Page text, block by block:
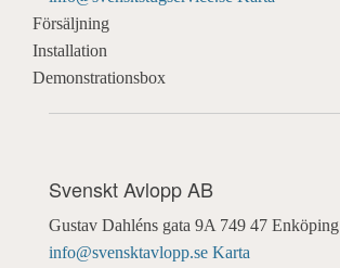
Försäljning
Installation
Demonstrationsbox
Svenskt Avlopp AB
Gustav Dahléns gata 9A 749 47 Enköping
info@svensktavlopp.se Karta